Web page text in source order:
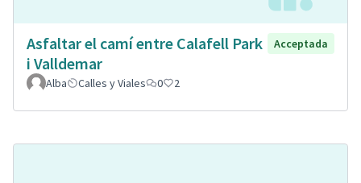
Asfaltar el camí entre Calafell Park
i Valldemar
Acceptada
Alba Calles y Viales 0 2